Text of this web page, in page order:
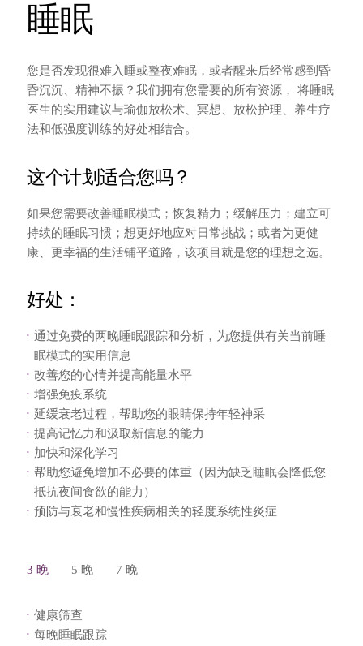
睡眠
您是否发现很难入睡或整夜难眠，或者醒来后经常感到昏
昏沉沉、精神不振？我们拥有您需要的所有资源，
将睡眠
医生的实用建议与瑜伽放松术、冥想、放松护理、养生疗
法和低强度训练的好处相结合。
这个计划适合您吗？
如果您需要改善睡眠模式；恢复精力；缓解压力；建立可
持续的睡眠习惯；想更好地应对日常挑战；或者为更健
康、更幸福的生活铺平道路，该项目就是您的理想之选。
好处：
通过免费的两晚睡眠跟踪和分析，为您提供有关当前睡
眠模式的实用信息
改善您的心情并提高能量水平
增强免疫系统
延缓衰老过程，帮助您的眼睛保持年轻神采
提高记忆力和汲取新信息的能力
加快和深化学习
帮助您避免增加不必要的体重（因为缺乏睡眠会降低您
抵抗夜间食欲的能力）
预防与衰老和慢性疾病相关的轻度系统性炎症
3 晚 5 晚 7 晚
健康筛查
每晚睡眠跟踪